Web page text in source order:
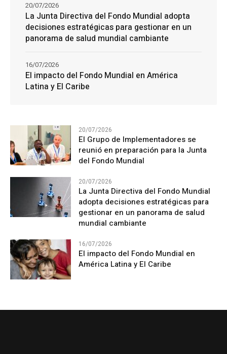
La Junta Directiva del Fondo Mundial adopta
decisiones estratégicas para gestionar en un
panorama de salud mundial cambiante
20/07/2026
El impacto del Fondo Mundial en América
Latina y El Caribe
16/07/2026
20/07/2026
El Grupo de Implementadores se
reunió en preparación para la Junta
del Fondo Mundial
20/07/2026
La Junta Directiva del Fondo Mundial
adopta decisiones estratégicas para
gestionar en un panorama de salud
mundial cambiante
16/07/2026
El impacto del Fondo Mundial en
América Latina y El Caribe